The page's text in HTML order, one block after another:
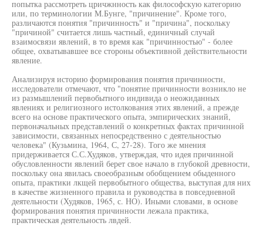
попытка рассмотреть цричжнность как философскую категорию
или, по терминологии М.Бунге, "причинение". Кроме того,
различаются понятия "причинность" и "причина", поскольку
"причиной" считается лишь частный, единичный случай
взаимосвязи явлений, в то время как "причинностью" - более
общее, охватывавшее все стороны объективной действительности
явление.
Анализируя историю формирования понятия причинности,
исследователи отмечают, что "понятие причинности возникло не
из размышлений первобытного индивида о неожиданных
явлениях и религиозного истолкования этих явлений, а прежде
всего на основе практического опыта, эмпирических знаний,
первоначальных представлений о конкретных фактах причинной
зависимости, связанных непосредственно с деятельностью
человека" (Кузьмина, 1964, С, 27-28). Того же мнения
придерживается С.С.Худяков, утверждая, что идея причинной
обусловленности явлений берет свое начало в глубокой древности,
поскольку она явилась своеобразным обобщением обыденного
опыта, практики лкщей первобытного общества, выступая для них
в качестве жизненного правила и руководства в повседневной
деятельности (Худяков, 1965, с. НО). Иными словами, в основе
формирования понятия причинности лежала практика,
практическая деятельность лвдей.